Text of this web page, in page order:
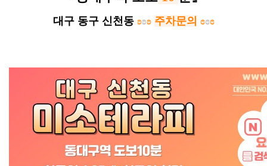
대구 동구 신천동 ʚʚʚ 주차문의 ɞɞɞ